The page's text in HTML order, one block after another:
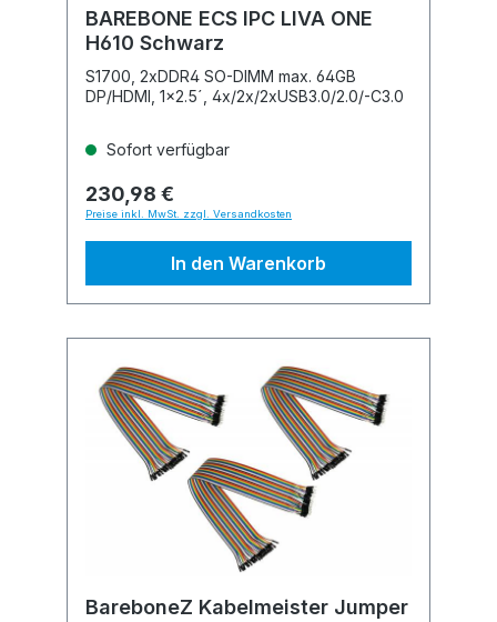
BAREBONE ECS IPC LIVA ONE
H610 Schwarz
S1700, 2xDDR4 SO-DIMM max. 64GB
DP/HDMI, 1x2.5´, 4x/2x/2xUSB3.0/2.0/-C3.0
Sofort verfügbar
230,98 €
Preise inkl. MwSt. zzgl. Versandkosten
In den Warenkorb
BareboneZ Kabelmeister Jumper